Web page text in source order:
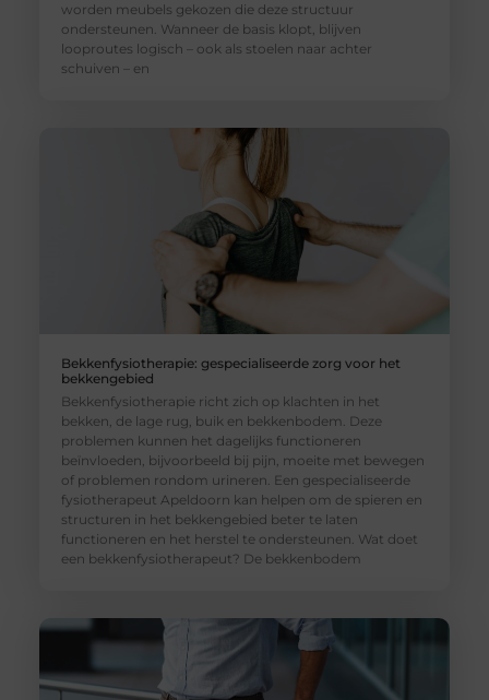
worden meubels gekozen die deze structuur
ondersteunen. Wanneer de basis klopt, blijven
looproutes logisch – ook als stoelen naar achter
schuiven – en
Bekkenfysiotherapie: gespecialiseerde zorg voor het
bekkengebied
Bekkenfysiotherapie richt zich op klachten in het
bekken, de lage rug, buik en bekkenbodem. Deze
problemen kunnen het dagelijks functioneren
beïnvloeden, bijvoorbeeld bij pijn, moeite met bewegen
of problemen rondom urineren. Een gespecialiseerde
fysiotherapeut Apeldoorn kan helpen om de spieren en
structuren in het bekkengebied beter te laten
functioneren en het herstel te ondersteunen. Wat doet
een bekkenfysiotherapeut? De bekkenbodem